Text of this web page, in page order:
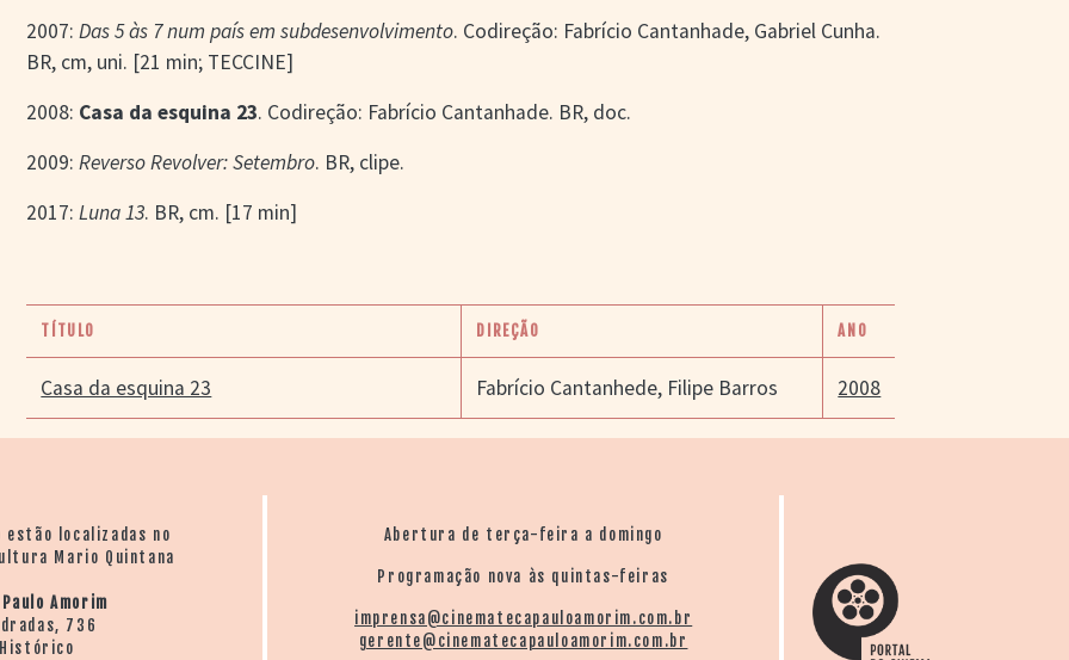
2007:Das 5 às 7 num país em subdesenvolvimento. Codireção: Fabrício Cantanhade, Gabriel Cunha.
BR, cm, uni. [21 min; TECCINE]
2008: Casa da esquina 23. Codireção: Fabrício Cantanhade. BR, doc.
2009:Reverso Revolver: Setembro. BR, clipe.
2017:Luna 13. BR, cm. [17 min]
TÍTULO DIREÇÃO ANO
Casa da esquina 23 Fabrício Cantanhede, Filipe Barros 2008
estão localizadas no
Mario Quintana
Amorim
736
Abertura de terça-feira a domingo
Programação nova às quintas-feiras
imprensa@cinematecapauloamorim.com.br
gerente@cinematecapauloamorim.com.br